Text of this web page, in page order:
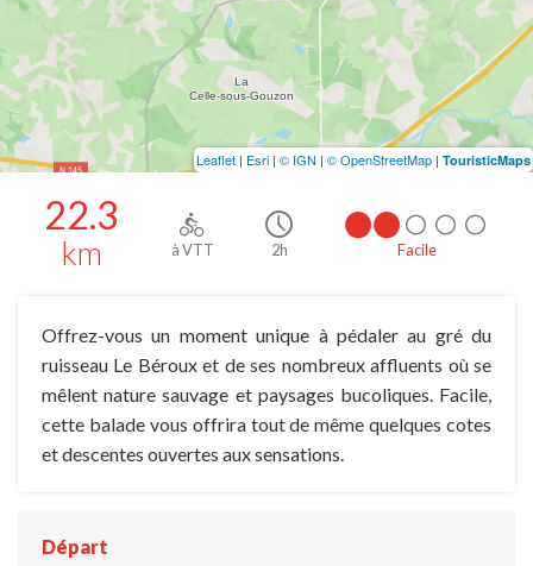
22.3
km à VTT 2h Facile
Offrez-vous un moment unique à pédaler au gré du
ruisseau Le Béroux et de ses nombreux affluents où se
mêlent nature sauvage et paysages bucoliques. Facile,
cette balade vous offrira tout de même quelques cotes
et descentes ouvertes aux sensations.
Départ
Leaflet | Esri | © IGN | © OpenStreetMap | TouristicMaps